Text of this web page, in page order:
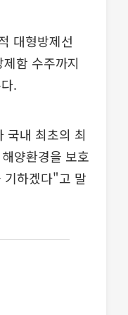
대형방제선
함 수주까지
.
국내 최초의 최
양환경을 보호
기하겠다"고 말